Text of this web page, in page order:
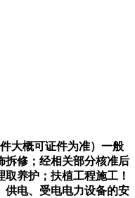
大概可证件为准）一般
拆修；经相关部分核准后
养护；扶植工程施工！
供电、受电电力设备的安